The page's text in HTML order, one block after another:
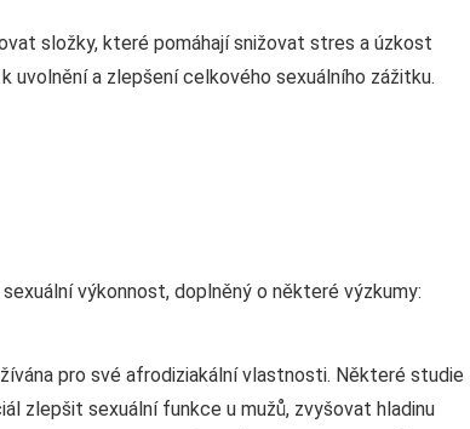
složky, které pomáhají snižovat stres a úzkost
uvolnění a zlepšení celkového sexuálního zážitku.
výkonnost, doplněný o některé výzkumy:
pro své afrodiziakální vlastnosti. Některé studie
zlepšit sexuální funkce u mužů, zvyšovat hladinu